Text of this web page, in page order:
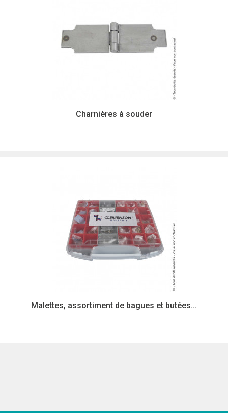
Charnières à souder
Malettes, assortiment de bagues et butées...